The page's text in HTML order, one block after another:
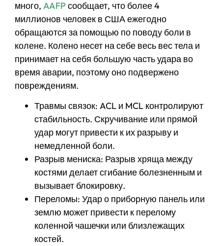
много, AAFP сообщает, что более 4
миллионов человек в США ежегодно
обращаются за помощью по поводу боли в
колене. Колено несет на себе весь вес тела и
принимает на себя большую часть удара во
время аварии, поэтому оно подвержено
повреждениям.
Травмы связок: ACL и MCL контролируют
стабильность. Скручивание или прямой
удар могут привести к их разрыву и
немедленной боли.
Разрыв мениска: Разрыв хряща между
костями делает сгибание болезненным и
вызывает блокировку.
Переломы: Удар о приборную панель или
землю может привести к перелому
коленной чашечки или близлежащих
костей.